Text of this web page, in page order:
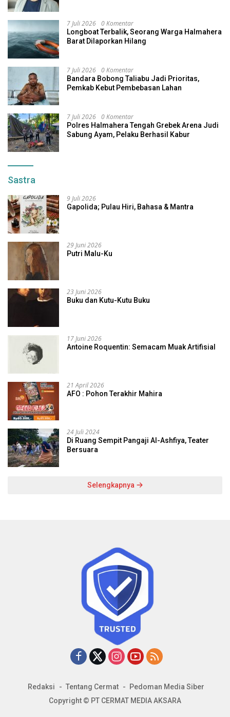
7 Juli 2026 0 Komentar
Longboat Terbalik, Seorang Warga Halmahera
Barat Dilaporkan Hilang
7 Juli 2026 0 Komentar
Bandara Bobong Taliabu Jadi Prioritas,
Pemkab Kebut Pembebasan Lahan
7 Juli 2026 0 Komentar
Polres Halmahera Tengah Grebek Arena Judi
Sabung Ayam, Pelaku Berhasil Kabur
Sastra
9 Juli 2026
Gapolida; Pulau Hiri, Bahasa & Mantra
29 Juni 2026
Putri Malu-Ku
23 Juni 2026
Buku dan Kutu-Kutu Buku
17 Juni 2026
Antoine Roquentin: Semacam Muak Artifisial
21 April 2026
AFO : Pohon Terakhir Mahira
24 Juli 2024
Di Ruang Sempit Pangaji Al-Ashfiya, Teater
Bersuara
Selengkapnya
Redaksi Tentang Cermat
Pedoman Media Siber
Copyright © PT CERMAT MEDIA AKSARA